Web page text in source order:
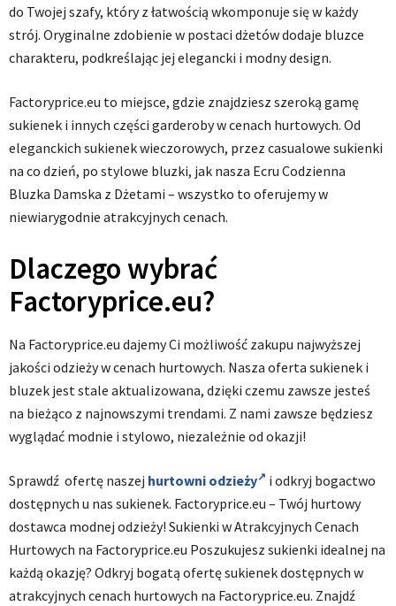
do Twojej szafy, który z łatwością wkomponuje się w każdy
strój. Oryginalne zdobienie w postaci dżetów dodaje bluzce
charakteru, podkreślając jej elegancki i modny design.
Factoryprice.eu to miejsce, gdzie znajdziesz szeroką gamę
sukienek i innych części garderoby w cenach hurtowych. Od
eleganckich sukienek wieczorowych, przez casualowe sukienki
na co dzień, po stylowe bluzki, jak nasza Ecru Codzienna
Bluzka Damska z Dżetami – wszystko to oferujemy w
niewiarygodnie atrakcyjnych cenach.
Dlaczego wybrać
Factoryprice.eu?
Na Factoryprice.eu dajemy Ci możliwość zakupu najwyższej
jakości odzieży w cenach hurtowych. Nasza oferta sukienek i
bluzek jest stale aktualizowana, dzięki czemu zawsze jesteś
na bieżąco z najnowszymi trendami. Z nami zawsze będziesz
wyglądać modnie i stylowo, niezależnie od okazji!
Sprawdź ofertę naszej hurtowni odzieży
i odkryj bogactwo
dostępnych u nas sukienek. Factoryprice.eu – Twój hurtowy
dostawca modnej odzieży! Sukienki w Atrakcyjnych Cenach
Hurtowych na Factoryprice.eu Poszukujesz sukienki idealnej na
każdą okazję? Odkryj bogatą ofertę sukienek dostępnych w
atrakcyjnych cenach hurtowych na Factoryprice.eu. Znajdź